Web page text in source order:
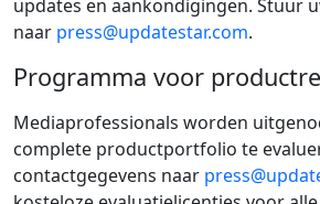
updates en aankondigingen. Stuur
naar press@updatestar.com.
Programma voor
Mediaprofessionals worden
complete productportfolio te
contactgegevens naar